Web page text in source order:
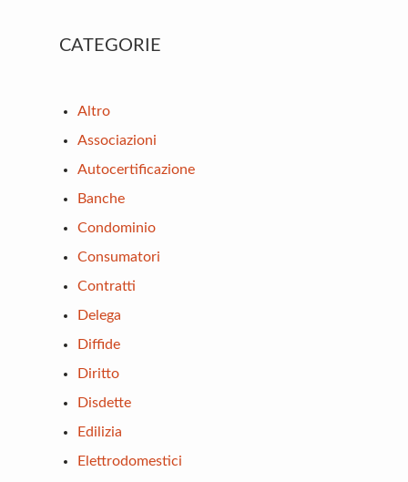
Primary
CATEGORIE
Altro
Associazioni
Autocertificazione
Banche
Condominio
Consumatori
Contratti
Delega
Diffide
Diritto
Disdette
Edilizia
Elettrodomestici